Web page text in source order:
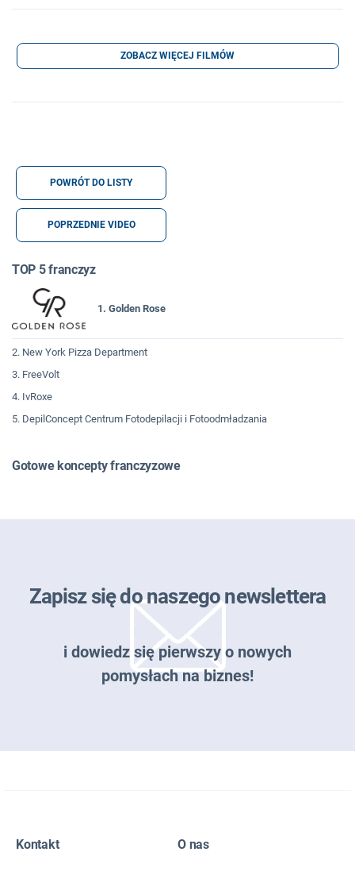
ZOBACZ WIĘCEJ FILMÓW
POWRÓT DO LISTY
POPRZEDNIE VIDEO
TOP 5 franczyz
1. Golden Rose
2. New York Pizza Department
3. FreeVolt
4. IvRoxe
5. DepilConcept Centrum Fotodepilacji i Fotoodmładzania
Gotowe koncepty franczyzowe
Zapisz się do naszego newslettera
i dowiedz się pierwszy o nowych
pomysłach na biznes!
EMAIL
Kontakt O nas